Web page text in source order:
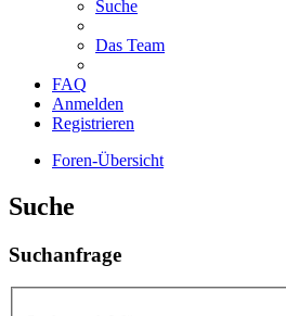
Suche
Das Team
FAQ
Anmelden
Registrieren
Foren-Übersicht
Suche
Suchanfrage